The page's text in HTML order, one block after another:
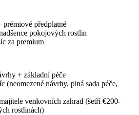
prémiové předplatné
pokojových rostlin
za premium
+ základní péče
(neomezené návrhy, plná sada péče,
venkovních zahrad (šetří €200-
rostlinách)